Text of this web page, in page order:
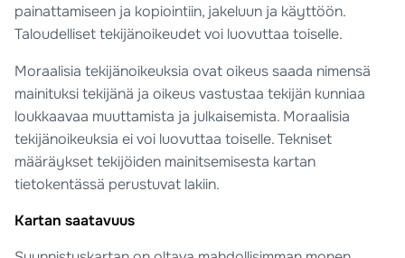
painattamiseen ja kopiointiin, jakeluun ja käyttöön.
Taloudelliset tekijänoikeudet voi luovuttaa toiselle.
Moraalisia tekijänoikeuksia ovat oikeus saada nimensä
mainituksi tekijänä ja oikeus vastustaa tekijän kunniaa
loukkaavaa muuttamista ja julkaisemista. Moraalisia
tekijänoikeuksia ei voi luovuttaa toiselle. Tekniset
määräykset tekijöiden mainitsemisesta kartan
tietokentässä perustuvat lakiin.
Kartan saatavuus